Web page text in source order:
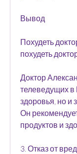
Вывод
Похудеть
похудеть
Доктор
телеведущих в
здоровья, но и
Он
продуктов и
3. Отказ от